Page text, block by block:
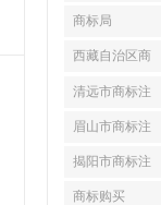
册
商标局
西藏自治区商
标注册
清远市商标注
册
眉山市商标注
册
揭阳市商标注
册
商标购买